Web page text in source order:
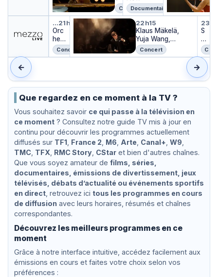
← →
m
iq
u
e
e
s
a
u
v
a
g
e
s
a
a
g
e
i
l
e
u
r
n
s
'
h
i
v
2
0
2
:
H
a
m
i
d
D
r
a
k
e
,
v
M
u
ConcertDocumentaire
Orchestre de Paris, Klaus
…21h00
Orc
hes
tre
de
Kla
us
Mäk
Alex
and
re
Kan
toro
w :
Rav
el,
Sain
t-
Saë
ns,
Do
nd,
nn
Concert
Klaus Mäkelä, Yuja
22h15
Klaus Mäkelä,
Yuja Wang,
Orchestre de
Paris : Sibelius,
Concert
S
y
m
p
n
y
Que regardez en ce moment à la TV ?
Vous souhaitez savoir ce qui passe à la télévision en
ce moment? Consultez notre guide TV mis à jour en
continu pour découvrir les programmes actuellement
diffusés sur TF1, France 2 M6 Arte Canal+ W9
TMC, TFX, RMC Story, CStaret bien d'autres chaînes.
Que vous soyez amateur de films, séries,
documentaires, émissions de divertissement, jeux
télévisés, débats d’actualité ou événements sportifs
en direct, retrouvez ici tous les programmes en cours
de diffusionavec leurs horaires, résumés et chaînes
correspondantes.
Découvrez les meilleurs programmes en ce
moment
Grâce à notre interface intuitive, accédez facilement aux
émissions en cours et faites votre choix selon vos
préférences :